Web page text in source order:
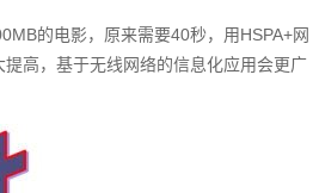
的电影，原来需要40秒，用HSPA+网
高，基于无线网络的信息化应用会更广